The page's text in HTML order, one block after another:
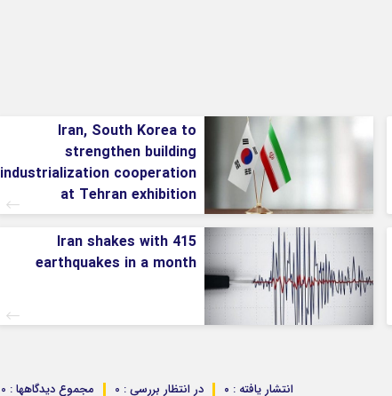
Iran, South Korea to
strengthen building
industrialization cooperation
at Tehran exhibition
Iran shakes with 415
earthquakes in a month
مجموع دیدگاهها : 0 در انتظار بررسی : 0 انتشار یافته : ۰